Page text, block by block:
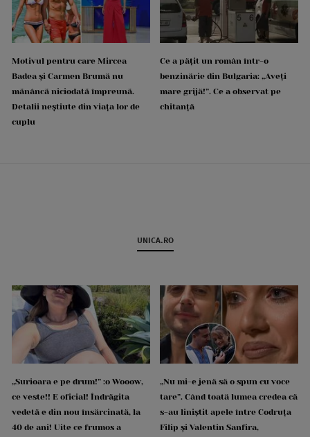
Motivul pentru care Mircea
Badea și Carmen Brumă nu
mănâncă niciodată împreună.
Detalii neștiute din viața lor de
cuplu
Ce a pățit un român într-o
benzinărie din Bulgaria: „Aveți
mare grijă!”. Ce a observat pe
chitanță
UNICA.RO
„Surioara e pe drum!” :o Wooow,
ce veste!! E oficial! Îndrăgita
vedetă e din nou însărcinată, la
40 de ani! Uite ce frumos a
„Nu mi-e jenă să o spun cu voce
tare”. Când toată lumea credea că
s-au liniștit apele între Codruța
Filip și Valentin Sanfira,